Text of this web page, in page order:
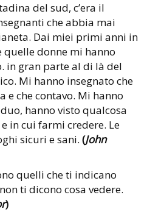
del sud, c’era il
che abbia mai
Dai miei primi anni in
donne mi hanno
in gran parte al di là del
Mi hanno insegnato che
e che contavo. Mi hanno
hanno visto qualcosa
in cui farmi credere. Le
sicuri e sani. (John
quelli che ti indicano
ti dicono cosa vedere.
)